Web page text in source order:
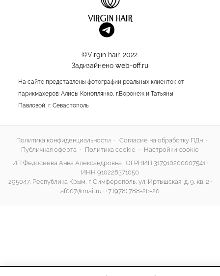
©Virgin hair, 2022.
Задизайнено web-off.ru
На сайте представлены фотографии реальных клиенток от
парикмахеров: Алисы Коноплянко, г.Воронеж и Татьяны
Павловой, г. Севастополь
Политика конфиденциальности · Согласие на обработку ПДн ·
Публичная оферта · Политика cookie ·
Настройки cookie
ИП Федосеева Анна Александровна · ОГРНИП 317910200007541 ·
ИНН 910228371050
295047, Республика Крым, г. Симферополь, ул. Иртышская, д. 9, кв. 2 ·
af007@mail.ru · +7 (978) 788-26-20